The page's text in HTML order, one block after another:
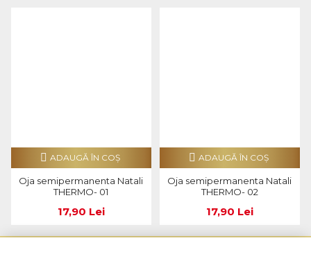
Oja semipermanenta Natali
THERMO- 01
17,90 Lei
ADAUGĂ ÎN COŞ
Oja semipermanenta Natali
THERMO- 02
17,90 Lei
ADAUGĂ ÎN COŞ